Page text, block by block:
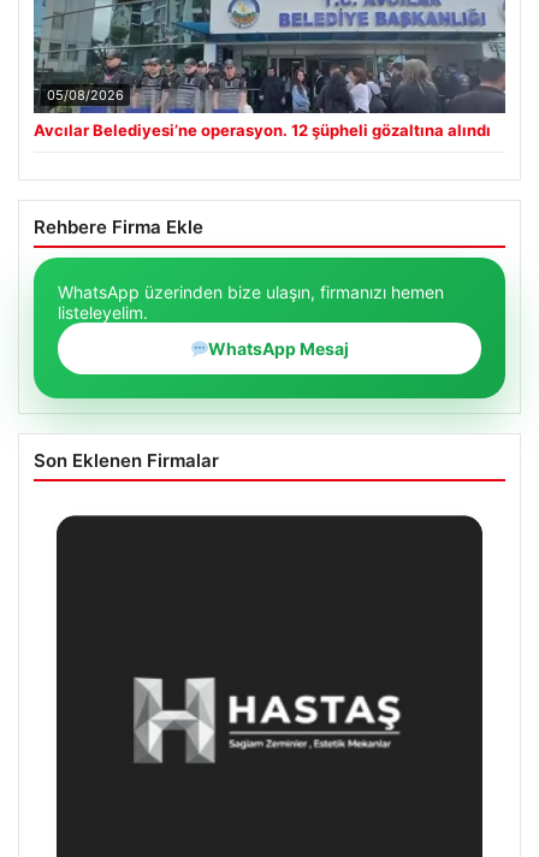
05/08/2026
Avcılar Belediyesi’ne operasyon. 12 şüpheli gözaltına alındı
Rehbere Firma Ekle
WhatsApp üzerinden bize ulaşın, firmanızı hemen
listeleyelim.
WhatsApp Mesaj
Son Eklenen Firmalar